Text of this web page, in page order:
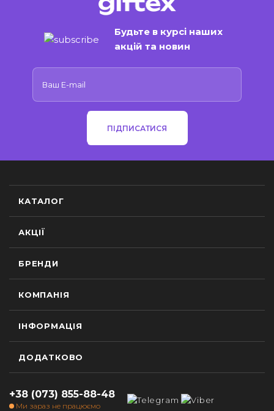
Будьте в курсі наших
акцій та новин
ПІДПИСАТИСЯ
КАТАЛОГ
АКЦІЇ
БРЕНДИ
КОМПАНІЯ
ІНФОРМАЦІЯ
ДОДАТКОВО
+38 (073) 855-88-48
Ми зараз не працюємо